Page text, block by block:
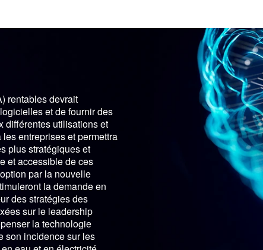
rentables devrait
et de fournir des
différentes utilisations et
entreprises et permettra
plus stratégiques et
et accessible de ces
par la nouvelle
la demande en
des stratégies des
sur le leadership
la technologie
son incidence sur les